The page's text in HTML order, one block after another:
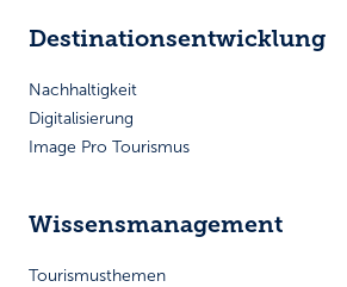
Destinationsentwicklung
Nachhaltigkeit
Digitalisierung
Image Pro Tourismus
Wissensmanagement
Tourismusthemen